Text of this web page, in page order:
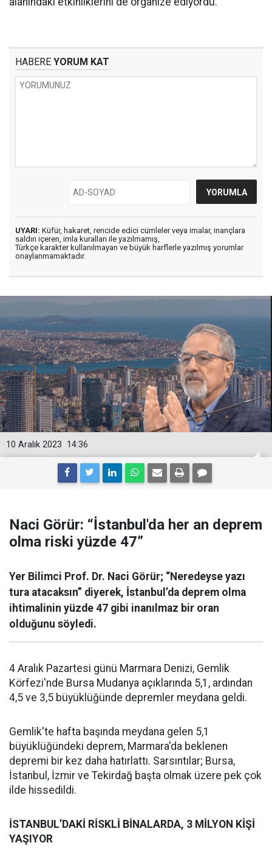
HABERE YORUM KAT
UYARI: Küfür, hakaret, rencide edici cümleler veya imalar, inançlara
saldırı içeren, imla kuralları ile yazılmamış,
Türkçe karakter kullanılmayan ve büyük harflerle yazılmış yorumlar
onaylanmamaktadır.
14:36
10 Aralık 2023
Naci Görür: “İstanbul'da her an deprem
olma riski yüzde 47”
Yer Bilimci Prof. Dr. Naci Görür; “Neredeyse yazı
tura atacaksın” diyerek, İstanbul’da deprem olma
ihtimalinin yüzde 47 gibi inanılmaz bir oran
olduğunu söyledi.
4 Aralık Pazartesi günü Marmara Denizi, Gemlik
Körfezi'nde Bursa Mudanya açıklarında 5,1, ardından
4,5 ve 3,5 büyüklüğünde depremler meydana geldi.
Gemlik'te hafta başında meydana gelen 5,1
büyüklüğündeki deprem, Marmara'da beklenen
depremi bir kez daha hatırlattı. Sarsıntılar; Bursa,
İstanbul, İzmir ve Tekirdağ başta olmak üzere pek çok
ilde hissedildi.
İSTANBUL’DAKİ RİSKLİ BİNALARDA, 3 MİLYON KİŞİ
YAŞIYOR